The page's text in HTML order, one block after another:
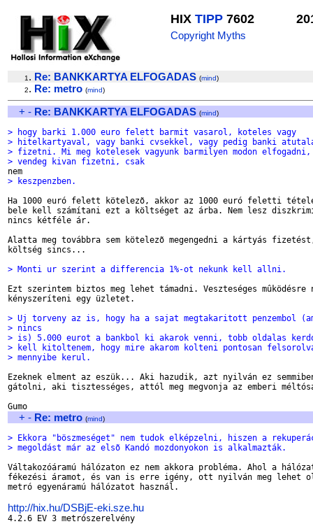
HIX TIPP 7602
Copyright Myths
1 . Re: BANKKARTYA ELFOGADAS (mind)
2. Re: metro (mind)
+ - Re: BANKKARTYA ELFOGADAS (mind)
> hogy barki 1.000 euro felett barmit vasarol, koteles vagy
> hitelkartyaval, vagy banki cvsekkel, vagy pedig banki
> fizetni. Mi meg kotelesek vagyunk barmilyen modon
> vendeg kivan fizetni, csak
> keszpenzben.
Ha 1000 euró felett kötelezõ, akkor az 1000 euró feletti
bele kell számítani ezt a költséget az árba. Nem lesz
nincs kétféle ár.
Alatta meg továbbra sem kötelezõ megengedni a kártyás
költség sincs...
> Monti ur szerint a differencia 1%-ot nekunk kell allni.
Ezt szerintem biztos meg lehet támadni. Veszteséges mûködésre
kényszeríteni egy üzletet.
> Uj torveny az is, hogy ha a sajat megtakaritott penzembol
> nincs
> is) 5.000 eurot a bankbol ki akarok venni, tobb oldalas
> kell kitoltenem, hogy mire akarom kolteni pontosan
> mennyibe kerul.
Ezeknek elment az eszük... Aki hazudik, azt nyilván ez
gátolni, aki tisztességes, attól meg megvonja az emberi
+ - Re: metro (mind)
> Ekkora "böszmeséget" nem tudok elképzelni, hiszen a
> megoldást már az elsõ Kandó mozdonyokon is alkalmazták.
Váltakozóáramú hálózaton ez nem akkora probléma. Ahol a
fékezési áramot, és van is erre igény, ott nyilván meg lehet
metró egyenáramú hálózatot használ.
http://hix.hu/DSBjE-eki.sze.hu
4.2.6 EV 3 metrószerelvény